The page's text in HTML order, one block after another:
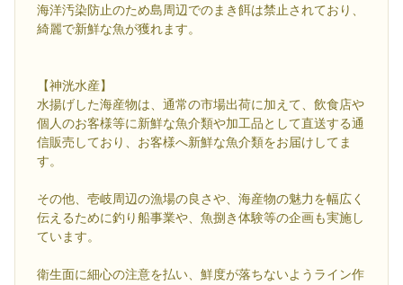
海洋汚染防止のため島周辺でのまき餌は禁止されており、
綺麗で新鮮な魚が獲れます。
【神洸水産】
水揚げした海産物は、通常の市場出荷に加えて、飲食店や
個人のお客様等に新鮮な魚介類や加工品として直送する通
信販売しており、お客様へ新鮮な魚介類をお届けしてま
す。
その他、壱岐周辺の漁場の良さや、海産物の魅力を幅広く
伝えるために釣り船事業や、魚捌き体験等の企画も実施し
ています。
衛生面に細心の注意を払い、鮮度が落ちないようライン作